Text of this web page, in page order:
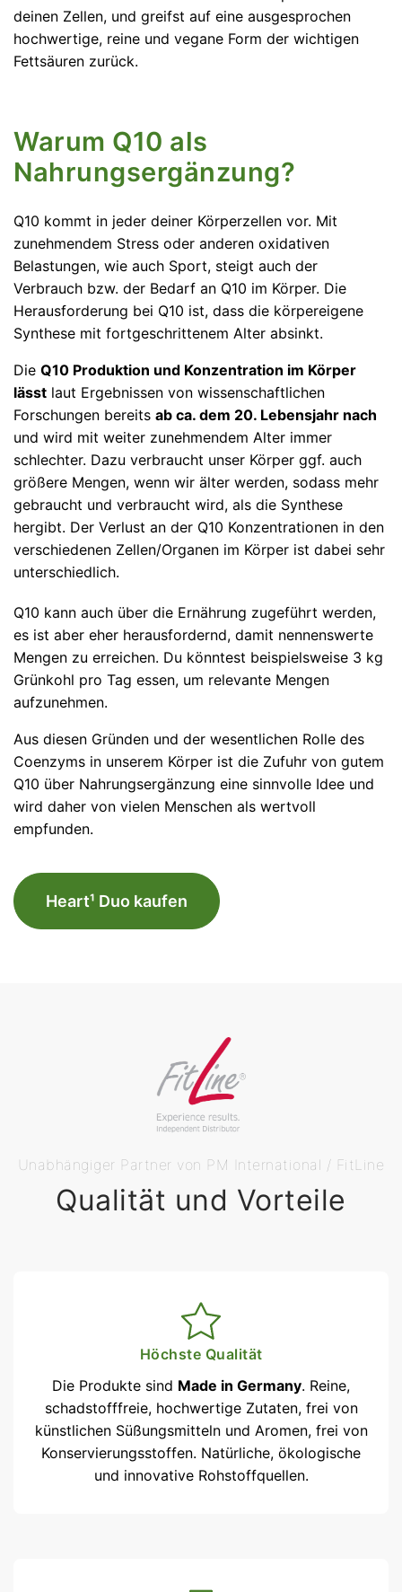
deinen Zellen, und greifst auf eine ausgesprochen
hochwertige, reine und vegane Form der wichtigen
Fettsäuren zurück.
Warum Q10 als
Nahrungsergänzung?
Q10 kommt in jeder deiner Körperzellen vor. Mit
zunehmendem Stress oder anderen oxidativen
Belastungen, wie auch Sport, steigt auch der
Verbrauch bzw. der Bedarf an Q10 im Körper. Die
Herausforderung bei Q10 ist, dass die körpereigene
Synthese mit fortgeschrittenem Alter absinkt.
Die Q10 Produktion und Konzentration im Körper
lässt laut Ergebnissen von wissenschaftlichen
Forschungen bereits ab ca. dem 20. Lebensjahr nach
und wird mit weiter zunehmendem Alter immer
schlechter. Dazu verbraucht unser Körper ggf. auch
größere Mengen, wenn wir älter werden, sodass mehr
gebraucht und verbraucht wird, als die Synthese
hergibt. Der Verlust an der Q10 Konzentrationen in den
verschiedenen Zellen/Organen im Körper ist dabei sehr
unterschiedlich.
Q10 kann auch über die Ernährung zugeführt werden,
es ist aber eher herausfordernd, damit nennenswerte
Mengen zu erreichen. Du könntest beispielsweise 3 kg
Grünkohl pro Tag essen, um relevante Mengen
aufzunehmen.
Aus diesen Gründen und der wesentlichen Rolle des
Coenzyms in unserem Körper ist die Zufuhr von gutem
Q10 über Nahrungsergänzung eine sinnvolle Idee und
wird daher von vielen Menschen als wertvoll
empfunden.
Heart¹ Duo kaufen
Unabhängiger Partner von PM International / FitLine
Qualität und Vorteile
Höchste Qualität
Die Produkte sind Made in Germany. Reine,
schadstofffreie, hochwertige Zutaten, frei von
künstlichen Süßungs­mitteln und Aromen, frei von
Konser­vierungsstoffen. Natürliche, ökologische
und innovative Rohstoffquellen.